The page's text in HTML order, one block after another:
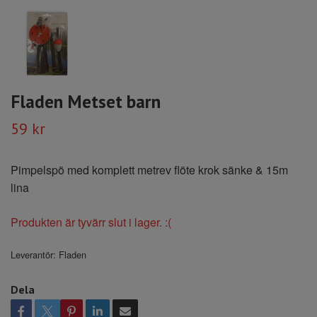
Fladen Metset barn
59 kr
Pimpelspö med komplett metrev flöte krok sänke & 15m
lina
Produkten är tyvärr slut i lager. :(
Leverantör: Fladen
Dela